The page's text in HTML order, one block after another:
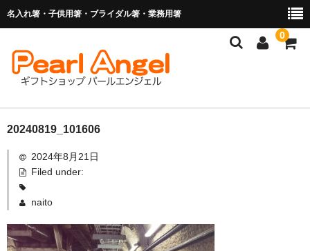
名入れ箸・子供用箸・ブライダル箸・業務用箸
0
商品を探す
お子様の入卒園に
業務用箸（食洗機対応）
20240819_101606
2024年8月21日
Filed under:
naito